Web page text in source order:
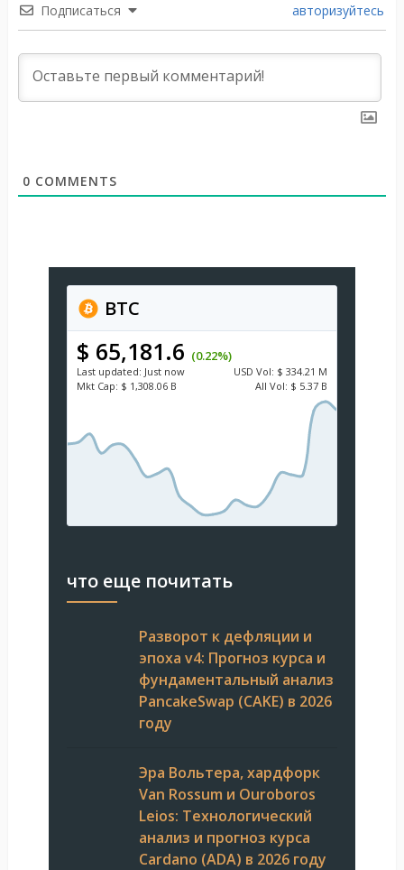
Подписаться авторизуйтесь
0 COMMENTS
BTC
$ 65,181.6 (0.22%)
Last updated: Just now USD Vol: $ 334.21 M
Mkt Cap: $ 1,308.06 B All Vol: $ 5.37 B
что еще почитать
Разворот к дефляции и
эпоха v4: Прогноз курса и
фундаментальный анализ
PancakeSwap (CAKE) в 2026
году
Эра Вольтера, хардфорк
Van Rossum и Ouroboros
Leios: Технологический
анализ и прогноз курса
Cardano (ADA) в 2026 году